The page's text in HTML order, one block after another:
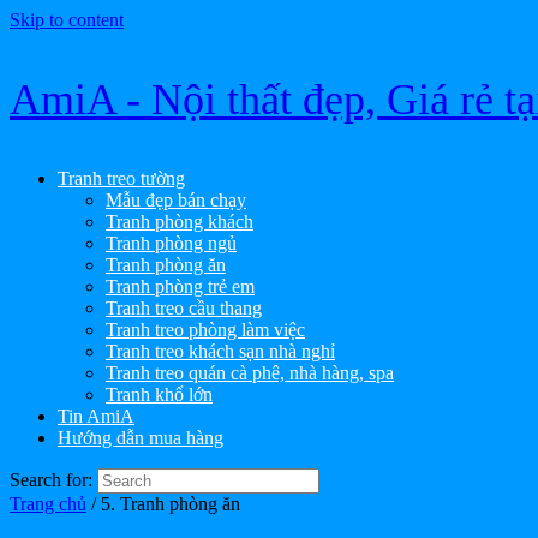
Skip to content
AmiA - Nội thất đẹp, Giá rẻ
Tranh treo tường
Mẫu đẹp bán chạy
Tranh phòng khách
Tranh phòng ngủ
Tranh phòng ăn
Tranh phòng trẻ em
Tranh treo cầu thang
Tranh treo phòng làm việc
Tranh treo khách sạn nhà nghỉ
Tranh treo quán cà phê, nhà hàng, spa
Tranh khổ lớn
Tin AmiA
Hướng dẫn mua hàng
Search for:
Trang chủ / 5. Tranh phòng ăn